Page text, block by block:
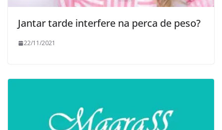
Jantar tarde interfere na perca de peso?
22/11/2021